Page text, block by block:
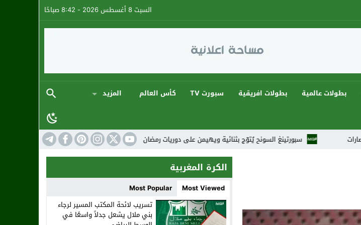
السبت 8 أغسطس 2026 - 8:42 صباحًا
بطولات عالمية بطولات افريقية سبورت TV كأس العالم المزيد
سبورتينغ السونح يُتوّج بثنائية ويهيمن على دوريات رمضان 2026 في أجواء كروية استثنائية المنتخب المغربي:
الكرة المغربية
Most Viewed
Most Popular
تسريب لائحة المكتب المسير لرجاء
بني ملال يشعل جدلاً واسعًا في